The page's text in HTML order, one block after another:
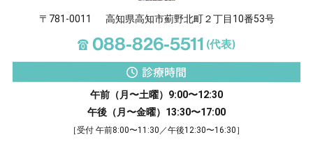
〒781-0011 高知県高知市薊野北町２丁目10番53号
☎088-826-5511 (代表)
診療時間
午前（月〜土曜）9:00〜12:30
午後（月〜金曜）13:30〜17:00
［受付 午前8:00〜11:30／午後12:30〜16:30］